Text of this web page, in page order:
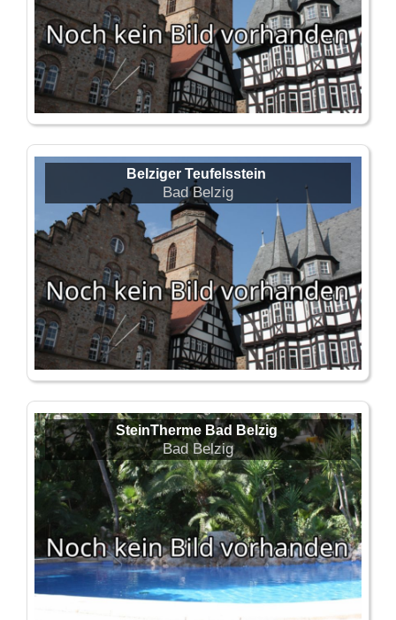
Belziger Teufelsstein
Bad Belzig
SteinTherme Bad Belzig
Bad Belzig